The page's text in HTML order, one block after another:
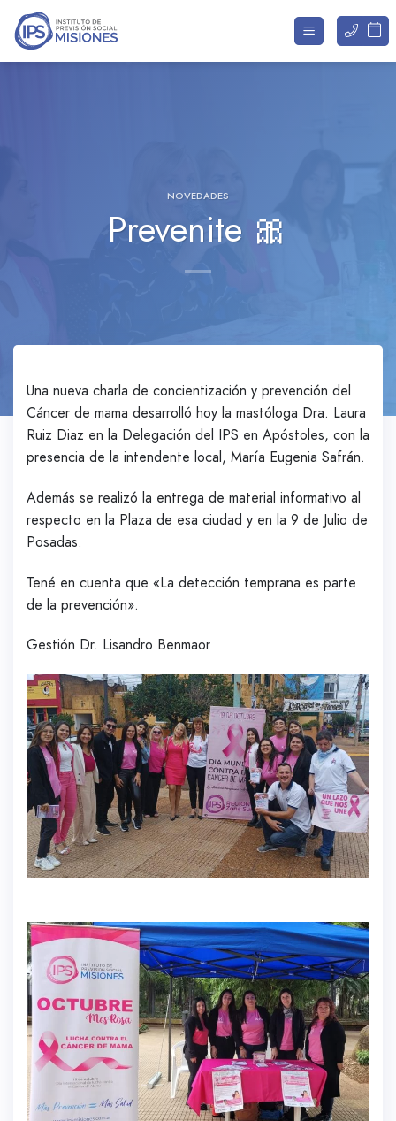
Saltar
contenido
NOVEDADES
Prevenite 🎀
Una nueva charla de concientización y prevención del
Cáncer de mama desarrolló hoy la mastóloga Dra. Laura
Ruiz Diaz en la Delegación del IPS en Apóstoles, con la
presencia de la intendente local, María Eugenia Safrán.
Además se realizó la entrega de material informativo al
respecto en la Plaza de esa ciudad y en la 9 de Julio de
Posadas.
Tené en cuenta que «La detección temprana es parte
de la prevención».
Gestión Dr. Lisandro Benmaor